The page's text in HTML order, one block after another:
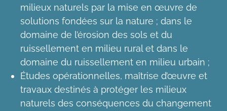
milieux naturels par la mise en œuvre de
solutions fondées sur la nature ; dans le
domaine de l’érosion des sols et du
ruissellement en milieu rural et dans le
domaine du ruissellement en milieu urbain ;
Études opérationnelles, maîtrise d’œuvre et
travaux destinés à protéger les milieux
naturels des conséquences du changement